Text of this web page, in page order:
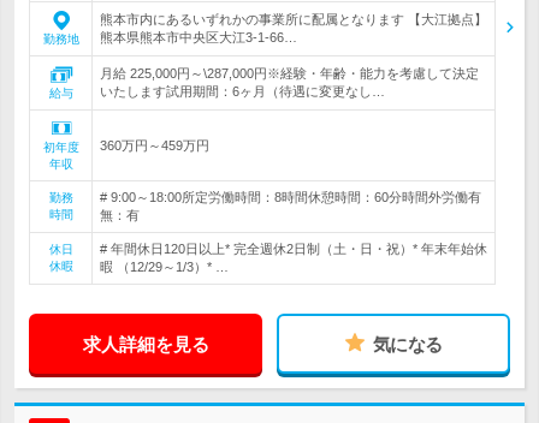
勤務地
熊本市内にあるいずれかの事業所に配属となります 【大江拠点】
熊本県熊本市中央区大江3-1-66…
給与
月給 225,000円～\287,000円※経験・年齢・能力を考慮して決定
いたします試用期間：6ヶ月（待遇に変更なし…
初年度
年収
360万円～459万円
勤務
時間
# 9:00～18:00所定労働時間：8時間休憩時間：60分時間外労働有
無：有
休日
休暇
# 年間休日120日以上* 完全週休2日制（土・日・祝）* 年末年始休
暇 （12/29～1/3）* …
求人詳細を見る 気になる